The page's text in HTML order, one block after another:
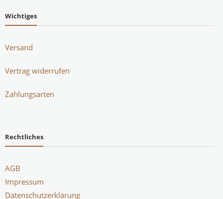
Wichtiges
Versand
Vertrag widerrufen
Zahlungsarten
Rechtliches
AGB
Impressum
Datenschutzerklärung